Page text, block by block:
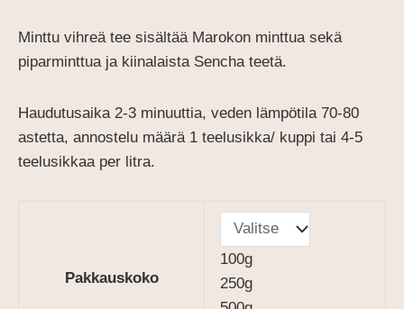
-
21,90 €
Minttu vihreä tee sisältää Marokon minttua sekä
piparminttua ja kiinalaista Sencha teetä.
Haudutusaika 2-3 minuuttia, veden lämpötila 70-80
astetta, annostelu määrä 1 teelusikka/ kuppi tai 4-5
teelusikkaa per litra.
Pakkauskoko
100g
250g